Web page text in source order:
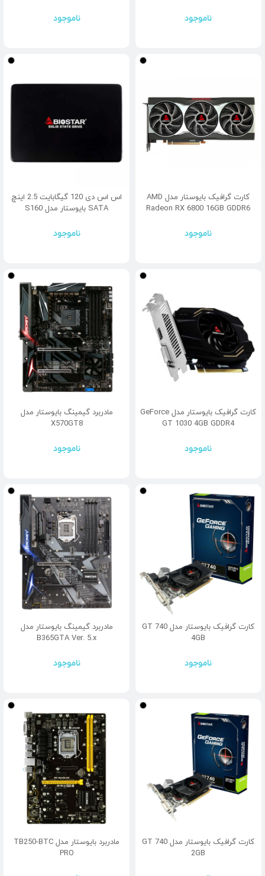
ناموجود ناموجود
کارت گرافیک بایوستار مدل AMD
Radeon RX 6800 16GB GDDR6
ناموجود
اس اس دی 120 گیگابایت 2.5 اینچ
SATA بایوستار مدل S160
ناموجود
کارت گرافیک بایوستار مدل GeForce
GT 1030 4GB GDDR4
ناموجود
مادربرد گیمینگ بایوستار مدل
X570GT8
ناموجود
کارت گرافیک بایوستار مدل GT 740
4GB
ناموجود
مادربرد گیمینگ بایوستار مدل
B365GTA Ver. 5.x
ناموجود
کارت گرافیک بایوستار مدل GT 740
2GB
مادربرد بایوستار مدل TB250-BTC
PRO